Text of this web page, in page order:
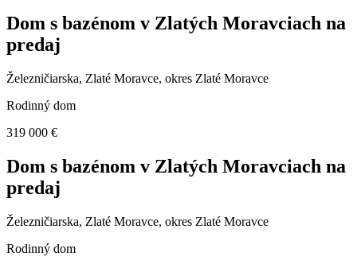
Dom s bazénom v Zlatých Moravciach na
predaj
Železničiarska, Zlaté Moravce, okres Zlaté Moravce
Rodinný dom
319 000 €
Dom s bazénom v Zlatých Moravciach na
predaj
Železničiarska, Zlaté Moravce, okres Zlaté Moravce
Rodinný dom